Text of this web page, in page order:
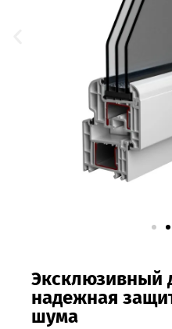
Эксклюзивный
надежная
шума